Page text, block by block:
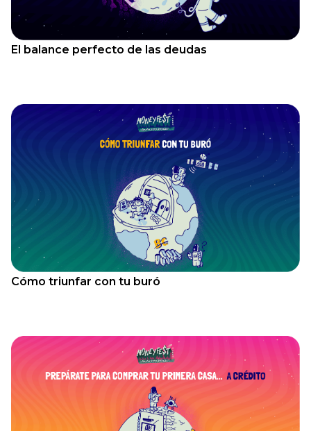
El balance perfecto de las deudas
Cómo triunfar con tu buró